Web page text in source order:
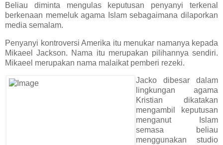
Beliau diminta mengulas keputusan penyanyi terkenal
berkenaan memeluk agama Islam sebagaimana dilaporkan
media semalam.
Penyanyi kontroversi Amerika itu menukar namanya kepada
Mikaeel Jackson. Nama itu merupakan pilihannya sendiri.
Mikaeel merupakan nama malaikat pemberi rezeki.
Jacko dibesar dalam
lingkungan agama
Kristian dikatakan
mengambil keputusan
menganut Islam
semasa beliau
menggunakan studio